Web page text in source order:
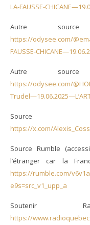
LA-FAUSSE-
Autre
https://odysee.com/
FAUSSE-
Autre
https://odysee.com/
https://x.com/
Source Rumble
l’étranger car la
https://rumble.com/
e9s=src_v1_upp_a
Soutenir
https://